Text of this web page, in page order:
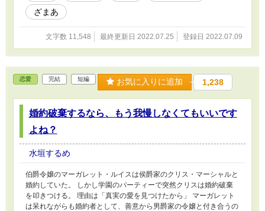
ざまあ
文字数 11,548 最終更新日 2022.07.25 登録日 2022.07.09
恋愛 完結 短編 お気に入りに追加 1,238
婚約破棄するなら、もう我慢しなくてもいいです
よね？
水垣するめ
伯爵令嬢のマーガレット・ルイスは侯爵家のクリス・マーシャルと
婚約していた。 しかし学園のパーティーで突然クリスは婚約破棄
を叩きつける。 理由は「真実の愛を見つけたから」 マーガレット
は呆れながらも婚約者として、善意から男爵家の令嬢と付き合うの